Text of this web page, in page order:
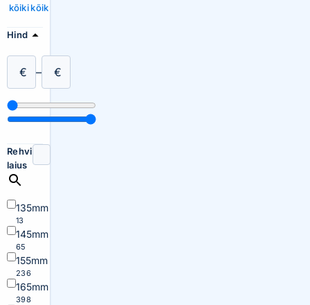
kõikikõik
Hind
€ – €
Rehvi
laius
135mm
13
145mm
65
155mm
236
165mm
398